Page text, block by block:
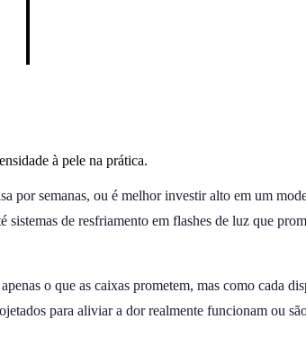
à pele na prática.
por semanas, ou é melhor investir alto em um
de resfriamento em flashes de luz que
o que as caixas prometem, mas como cada
para aliviar a dor realmente funcionam ou